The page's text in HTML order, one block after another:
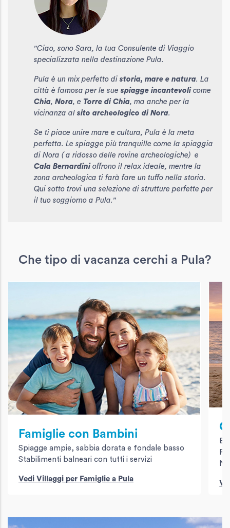
"Ciao, sono Sara, la tua Consulente di Viaggio
specializzata nella destinazione Pula.
Pula è un mix perfetto di storia, mare e natura. La
città è famosa per le sue spiagge incantevoli come
Chia, Nora, e Torre di Chia, ma anche per la
vicinanza al sito archeologico di Nora.
Se ti piace unire mare e cultura, Pula è la meta
perfetta. Le spiagge più tranquille come la spiaggia
di Nora ( a ridosso delle rovine archeologiche) e
Cala Bernardini offrono il relax ideale, mentre la
zona archeologica ti farà fare un tuffo nella storia.
Qui sotto trovi una selezione di strutture perfette per
il tuo soggiorno a Pula."
Che tipo di vacanza cerchi a Pula?
Famiglie con Bambini
Spiagge ampie, sabbia dorata e fondale basso
Stabilimenti balneari con tutti i servizi
Vedi Villaggi per Famiglie a Pula